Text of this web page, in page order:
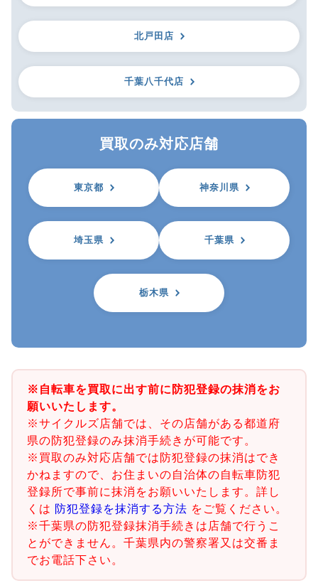
北戸田店
千葉八千代店
買取のみ対応店舗
東京都 神奈川県
埼玉県 千葉県
栃木県
※自転車を買取に出す前に防犯登録の抹消をお
願いいたします。
※サイクルズ店舗では、その店舗がある都道府
県の防犯登録のみ抹消手続きが可能です。
※買取のみ対応店舗では防犯登録の抹消はでき
かねますので、お住まいの自治体の自転車防犯
登録所で事前に抹消をお願いいたします。詳し
くは 防犯登録を抹消する方法 をご覧ください。
※千葉県の防犯登録抹消手続きは店舗で行うこ
とができません。千葉県内の警察署又は交番ま
でお電話下さい。